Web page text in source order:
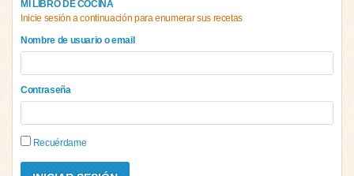
MI LIBRO DE COCINA
Inicie sesión a continuación para enumerar sus recetas
Nombre de usuario o email
Contraseña
Recuérdame